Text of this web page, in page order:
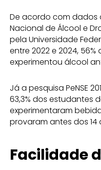
De acordo com dados
Nacional de Álcool e
pela Universidade
entre 2022 e 2024,
experimentou álcool
Já a pesquisa PeNSE
63,3% dos estudantes
experimentaram
provaram antes dos 14
Facilidade